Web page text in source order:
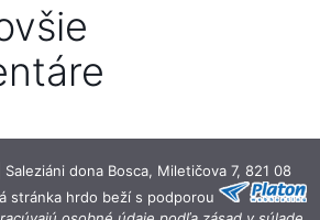
dona Bosca, Miletičova 7, 821 08
stránka hrdo beží s podporou